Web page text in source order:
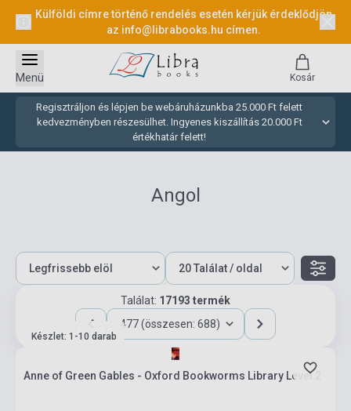
Külföldi címre történő rendelés esetén kérjük érdeklődjön
az info@librabooks.hu címen.
Regisztráljon és lépjen be webáruházunkba 25.000 Ft felett
kedvezményben részesülhet. Ingyenes kiszállítás 20.000 Ft
értékhatár felett!
Menü Kosár
Angol
Találat: 17193 termék
477 (összesen: 688)
Készlet: 1-10 darab
Anne of Green Gables - Oxford Bookworms Library Level 2